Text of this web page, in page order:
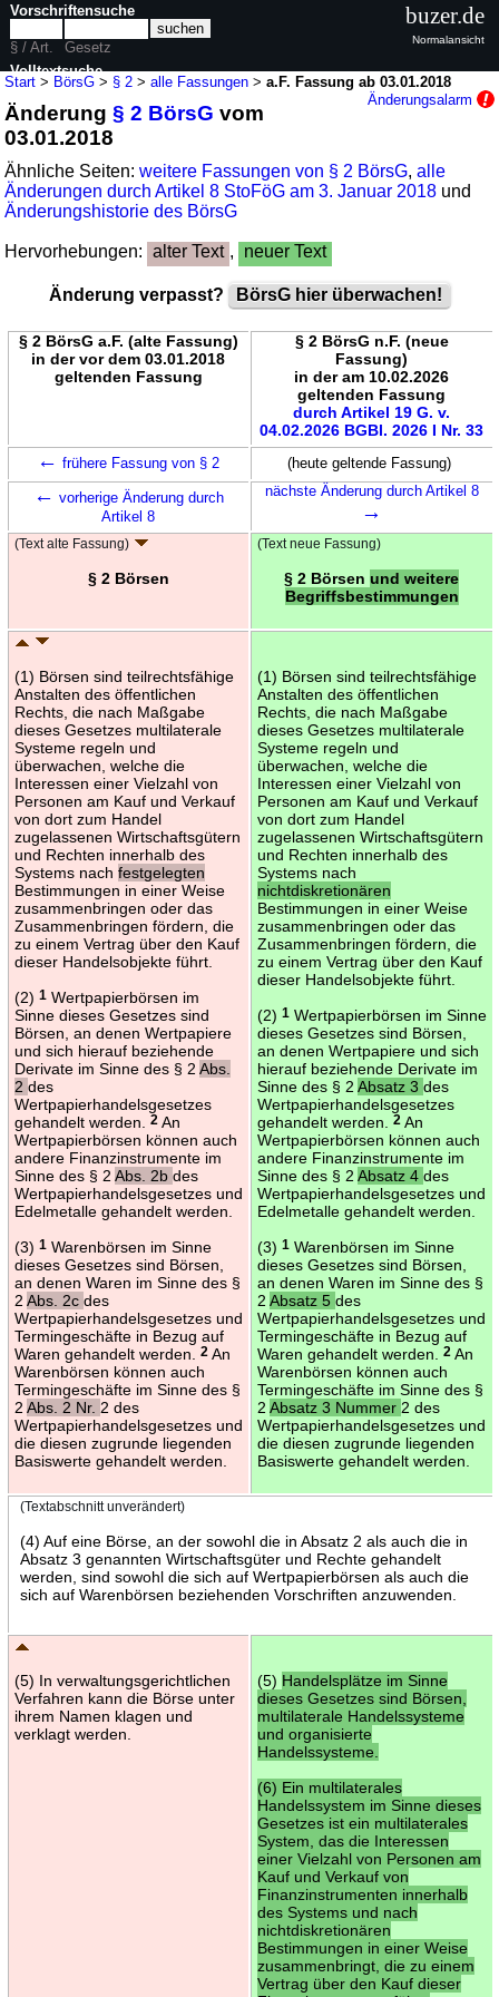
Start > BörsG > § 2 >alle Fassungen >a.F. Fassung ab 03.01.2018
Änderungsalarm
Änderung§ 2 BörsG vom
03.01.2018
Ähnliche Seiten:weitere Fassungen von § 2 BörsG,alle
Änderungen durch Artikel 8 StoFöG am 3. Januar 2018 und
Änderungshistorie des BörsG
Hervorhebungen: alter Text , neuer Text
Änderung verpasst? BörsG hier überwachen!
§ 2 BörsG a.F. (alte Fassung)
in der vor dem 03.01.2018
geltenden Fassung
§ 2 BörsG n.F. (neue
Fassung)
in der am 10.02.2026
geltenden Fassung
durch Artikel 19 G. v.
04.02.2026 BGBl. 2026 I Nr. 33
← frühere Fassung von § 2 (heute geltende Fassung)
← vorherige Änderung durch
Artikel 8
nächste Änderung durch Artikel 8
→
(Text alte Fassung)
§ 2 Börsen
(Text neue Fassung)
§ 2 Börsen und weitere
Begriffsbestimmungen
(1) Börsen sind teilrechtsfähige
Anstalten des öffentlichen
Rechts, die nach Maßgabe
dieses Gesetzes multilaterale
Systeme regeln und
überwachen, welche die
Interessen einer Vielzahl von
Personen am Kauf und Verkauf
von dort zum Handel
zugelassenen Wirtschaftsgütern
und Rechten innerhalb des
Systems nach festgelegten
Bestimmungen in einer Weise
zusammenbringen oder das
Zusammenbringen fördern, die
zu einem Vertrag über den Kauf
dieser Handelsobjekte führt.
(2) 1Wertpapierbörsen im
Sinne dieses Gesetzes sind
Börsen, an denen Wertpapiere
und sich hierauf beziehende
Derivate im Sinne des § 2 Abs.
2 des
Wertpapierhandelsgesetzes
gehandelt werden.
2An
Wertpapierbörsen können auch
andere Finanzinstrumente im
Sinne des § 2 Abs. 2b des
Wertpapierhandelsgesetzes und
Edelmetalle gehandelt werden.
(3) 1Warenbörsen im Sinne
dieses Gesetzes sind Börsen,
an denen Waren im Sinne des §
2 Abs. 2c des
Wertpapierhandelsgesetzes und
Termingeschäfte in Bezug auf
Waren gehandelt werden.
2An
Warenbörsen können auch
Termingeschäfte im Sinne des §
2 Abs. 2 Nr. 2 des
Wertpapierhandelsgesetzes und
die diesen zugrunde liegenden
Basiswerte gehandelt werden.
(1) Börsen sind teilrechtsfähige
Anstalten des öffentlichen
Rechts, die nach Maßgabe
dieses Gesetzes multilaterale
Systeme regeln und
überwachen, welche die
Interessen einer Vielzahl von
Personen am Kauf und Verkauf
von dort zum Handel
zugelassenen Wirtschaftsgütern
und Rechten innerhalb des
Systems nach
nichtdiskretionären
Bestimmungen in einer Weise
zusammenbringen oder das
Zusammenbringen fördern, die
zu einem Vertrag über den Kauf
dieser Handelsobjekte führt.
(2) 1Wertpapierbörsen im Sinne
dieses Gesetzes sind Börsen,
an denen Wertpapiere und sich
hierauf beziehende Derivate im
Sinne des § 2 Absatz 3 des
Wertpapierhandelsgesetzes
gehandelt werden.
2An
Wertpapierbörsen können auch
andere Finanzinstrumente im
Sinne des § 2 Absatz 4 des
Wertpapierhandelsgesetzes und
Edelmetalle gehandelt werden.
(3) 1Warenbörsen im Sinne
dieses Gesetzes sind Börsen,
an denen Waren im Sinne des §
2 Absatz 5 des
Wertpapierhandelsgesetzes und
Termingeschäfte in Bezug auf
Waren gehandelt werden.
2An
Warenbörsen können auch
Termingeschäfte im Sinne des §
2 Absatz 3 Nummer 2 des
Wertpapierhandelsgesetzes und
die diesen zugrunde liegenden
Basiswerte gehandelt werden.
(Textabschnitt unverändert)
(4) Auf eine Börse, an der sowohl die in Absatz 2 als auch die in
Absatz 3 genannten Wirtschaftsgüter und Rechte gehandelt
werden, sind sowohl die sich auf Wertpapierbörsen als auch die
sich auf Warenbörsen beziehenden Vorschriften anzuwenden.
(5) In verwaltungsgerichtlichen
Verfahren kann die Börse unter
ihrem Namen klagen und
verklagt werden.
(5) Handelsplätze im Sinne
dieses Gesetzes sind Börsen,
multilaterale Handelssysteme
und organisierte
Handelssysteme.
(6) Ein multilaterales
Handelssystem im Sinne dieses
Gesetzes ist ein multilaterales
System, das die Interessen
einer Vielzahl von Personen am
Kauf und Verkauf von
Finanzinstrumenten innerhalb
des Systems und nach
nichtdiskretionären
Bestimmungen in einer Weise
zusammenbringt, die zu einem
Vertrag über den Kauf dieser
Vorschriftensuche
§ / Art.
Gesetz
Volltextsuche
nur in BörsG
buzer.de
Normalansicht